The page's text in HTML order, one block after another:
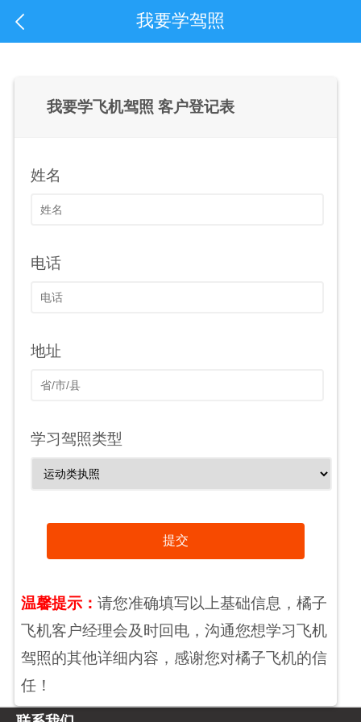
我要学驾照
我要学飞机驾照 客户登记表
姓名
电话
地址
学习驾照类型
提交
温馨提示： 请您准确填写以上基础信息，橘子
飞机客户经理会及时回电，沟通您想学习飞机
驾照的其他详细内容，感谢您对橘子飞机的信
任！